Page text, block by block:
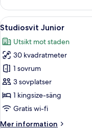
Öppna
alla
foton
för
Studiosvit
Junior
4
Studiosvit Junior
Utsikt mot staden
30 kvadratmeter
1 sovrum
3 sovplatser
1 kingsize-säng
Gratis wi-fi
Mer information
Mer